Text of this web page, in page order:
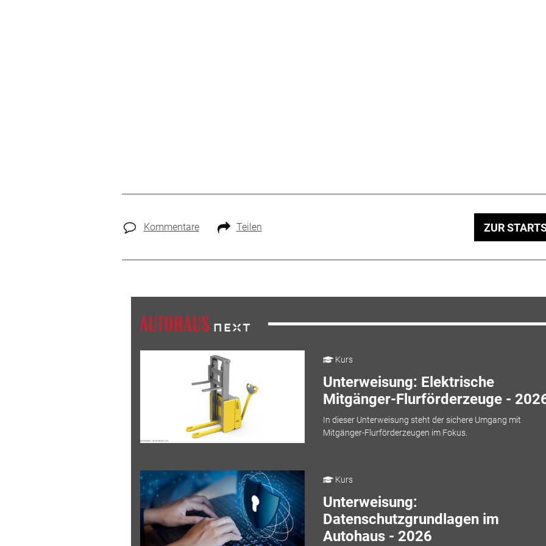
Kommentare Teilen ZUR
Kurs
Unterweisung: Elektrische
Mitgänger-Flurförderzeuge -
In dieser Unterweisung steht der sichere Umgang mit
Mitgänger-Flurförderzeugen im Fokus.
Kurs
Unterweisung:
Datenschutzgrundlagen im
Autohaus - 2026